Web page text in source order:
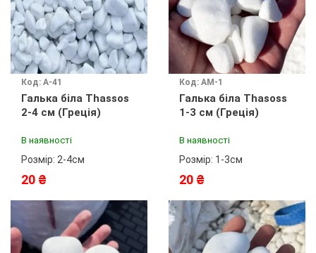
Код: А-41
Галька біла Thassos
2-4 см (Греція)
В наявності
Розмір: 2-4см
20 ₴
Код: АМ-1
Галька біла Thasoss
1-3 см (Греція)
В наявності
Розмір: 1-3см
20 ₴